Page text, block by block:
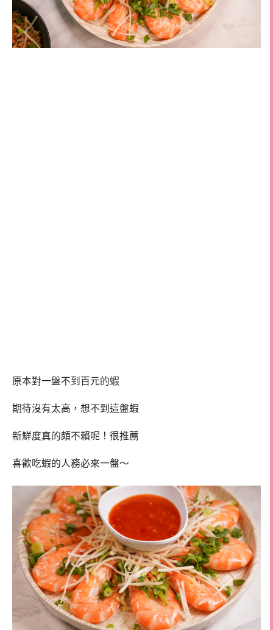
原本對一盤不到百元的蝦
期待沒有太高，想不到這盤蝦
新鮮度真的頗不賴呢！很推薦
喜歡吃蝦的人務必來一盤～